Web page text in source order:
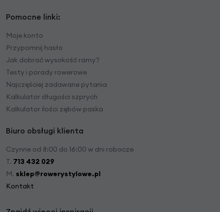
Pomocne linki:
Moje konto
Przypomnij hasło
Jak dobrać wysokość ramy?
Testy i porady rowerowe
Najczęściej zadawane pytania
Kalkulator długości szprych
Kalkulator ilości zębów paska
Biuro obsługi klienta
Czynne od 8:00 do 16:00 w dni robocze
T. 713 432 029
M. sklep@rowerystylowe.pl
Kontakt